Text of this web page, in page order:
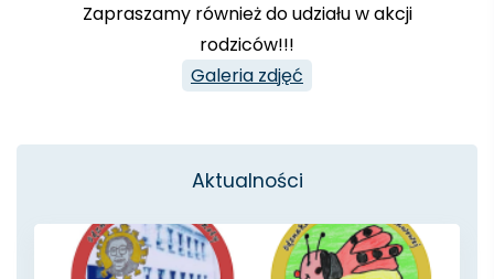
Zapraszamy również do udziału w akcji
rodziców!!!
Galeria zdjęć
Aktualności